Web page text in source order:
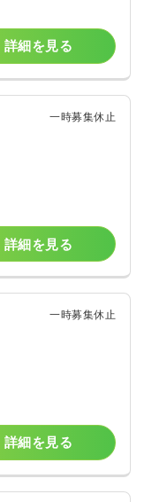
詳細を見る
一時募集休止
詳細を見る
一時募集休止
詳細を見る